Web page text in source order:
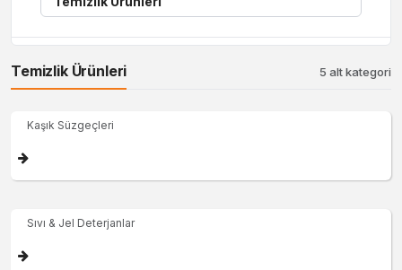
Temizlik Ürünleri 5 alt kategori
Kaşık Süzgeçleri
Sıvı & Jel Deterjanlar